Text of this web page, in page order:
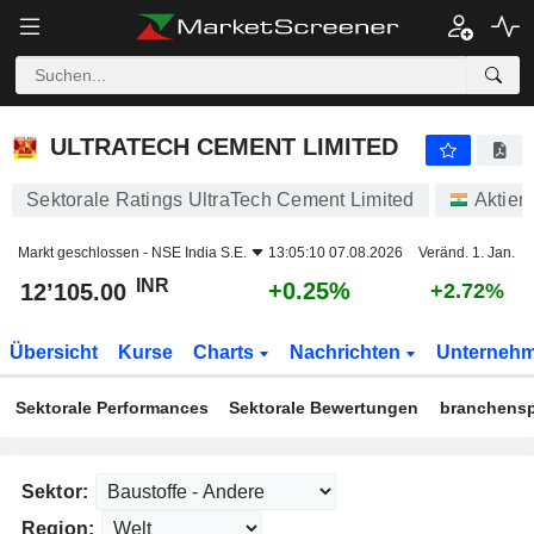
ULTRATECH CEMENT LIMITED
Sektorale Ratings UltraTech Cement Limited Aktien
Markt geschlossen - NSE India S.E. 13:05:10 07.08.2026 Veränd. 1. Jan.
12’105.00 INR +0.25% +2.72%
Übersicht Kurse Charts Nachrichten
Sektorale Performances Sektorale Bewertungen
Sektor:
Region: